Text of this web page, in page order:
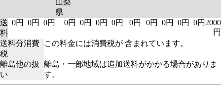
山梨
県
送
料
0円 0円 0円 0円 0円 0円 0円 0円 0円 0円 0円 0円 2000
円
送料分消費
税
この料金には消費税が 含まれています。
離島他の扱
い
離島・一部地域は追加送料がかかる場合がありま
す。